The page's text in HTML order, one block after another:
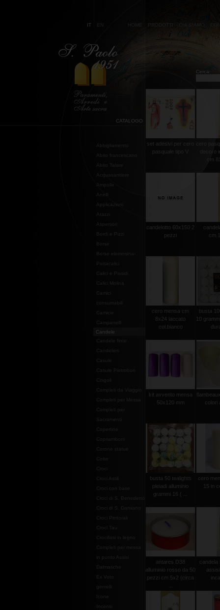
IT EN HOME PRODOTTI CHI SIAMO
Cerca:
CATALOGO
Abbigliamento
Abito francescano
Abito Talare
Acquasantiere
Ampolle
Anelli
Applicazioni
Arazzi
Aspersori
Bordi e Pizzi
Borse
Borse elemosina-
Portacalici
Calici e Pissidi
Calici Molina
Campanelli
Candele
Candele finte
Candelieri
Casule
Casule Pietrobon
Cingoli
Completi da Viaggio
Completi per Messa
Completi per
Sacramenti
Copertine
Copriamboni
Corone statue
Cotte
Croci
Croci Astili
Croci con base
Croci di S. Benedetto
Croci di S. Damiano
Croci Pettorali
Croci Tau
Crocifissi in legno
Completi per messa
in punto Assisi
Dalmatiche
Ex Voto
gemelli
set adesivi per cero
pasquale tipo V
cero
decoro
cm
candelotto 60x150 2
pezzi
cero mensa cm
8x24 laccato
col.bianco
busta
10
kit avvento mensa
50x120 mm
colori
busta 50 tealights
pleiadi alluminio
grammi 16 ( ...
cero
15 in
antares D38
alluminio rosso da 50
pezzi cm.5x2 (circa
candela